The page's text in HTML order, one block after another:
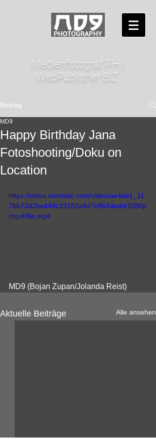
Medienfotograf FH /
WebPublisher SIZ
Beitrag
Happy Birthday Jana
Fotoshooting/Doku on
Location
MD9
https://video.wixstatic.com/video/ae4ab1_11
7bb73d2be449c19182e4d7e9b34edd/1080p
/mp4/file.mp4
MD9 (Bojan Zupan/Jolanda Reist)
Aktuelle Beiträge Alle ansehen